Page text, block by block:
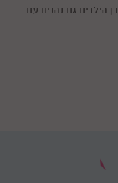
הילדים גם נהנים עם